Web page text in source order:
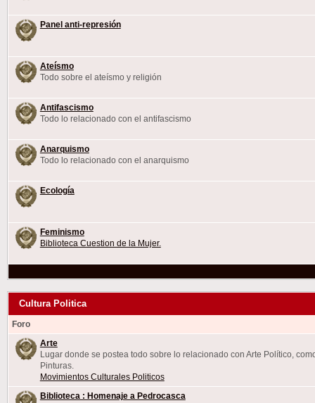
Panel anti-represión
Ateísmo
Todo sobre el ateísmo y religión
Antifascismo
Todo lo relacionado con el antifascismo
Anarquismo
Todo lo relacionado con el anarquismo
Ecología
Feminismo
Biblioteca Cuestion de la Mujer.
Cultura Politica
Foro
Arte
Lugar donde se postea todo sobre lo relacionado con Arte Político,
Pinturas.
Movimientos Culturales Politicos
Biblioteca : Homenaje a Pedrocasca